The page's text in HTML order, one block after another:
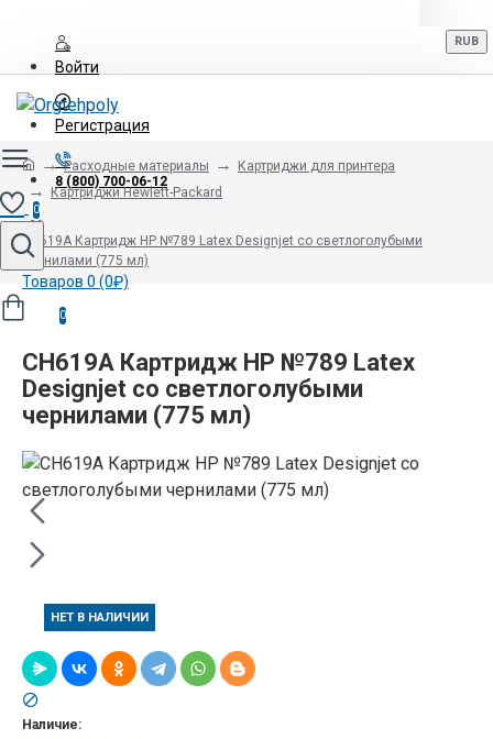
Войти
Регистрация
8 (800) 700-06-12
RUB
0
Товаров 0 (0₽)
0
Расходные материалы
Картриджи для принтера
Картриджи Hewlett-Packard
CH619A Картридж HP №789 Latex Designjet со светлоголубыми
чернилами (775 мл)
CH619A Картридж HP №789 Latex
Designjet со светлоголубыми
чернилами (775 мл)
НЕТ В НАЛИЧИИ
Наличие: